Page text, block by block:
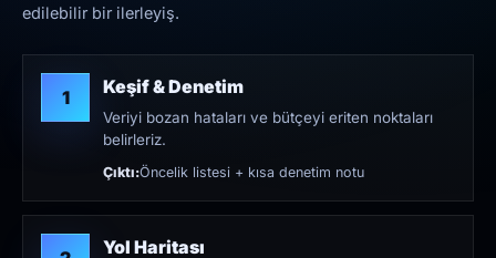
edilebilir bir ilerleyiş.
1 Keşif & Denetim
Veriyi bozan hataları ve bütçeyi eriten noktaları
belirleriz.
Çıktı:Öncelik listesi + kısa denetim notu
Yol Haritası